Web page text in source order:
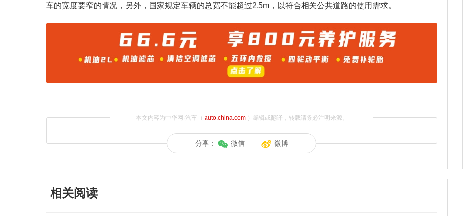
车的宽度要窄的情况，另外，国家规定车辆的总宽不能超过2.5m，以符合相关公共道路的使用需求。
本文内容为中华网·汽车（ auto.china.com）编辑或翻译，转载请务必注明来源。
分享： 微信 微博
相关阅读